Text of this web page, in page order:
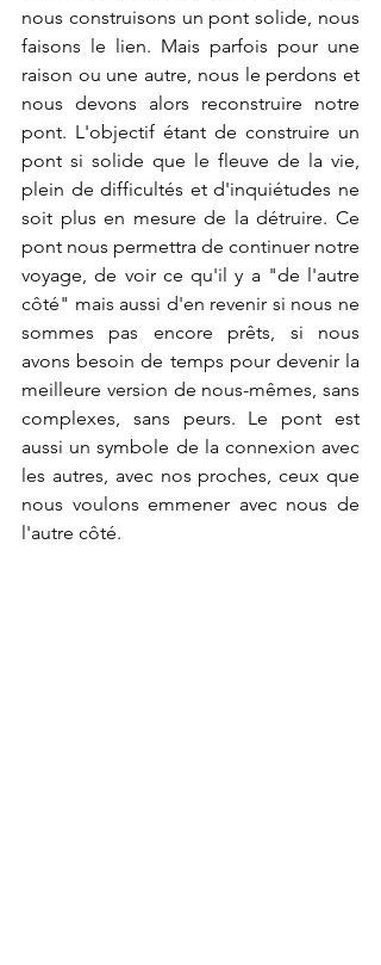
nous construisons un pont solide, nous
faisons le lien. Mais parfois pour une
raison ou une autre, nous le perdons et
nous devons alors reconstruire notre
pont. L'objectif étant de construire un
pont si solide que le fleuve de la vie,
plein de difficultés et d'inquiétudes ne
soit plus en mesure de la détruire. Ce
pont nous permettra de continuer notre
voyage, de voir ce qu'il y a "de l'autre
côté" mais aussi d'en revenir si nous ne
sommes pas encore prêts, si nous
avons besoin de temps pour devenir la
meilleure version de nous-mêmes, sans
complexes, sans peurs. Le pont est
aussi un symbole de la connexion avec
les autres, avec nos proches, ceux que
nous voulons emmener avec nous de
l'autre côté.